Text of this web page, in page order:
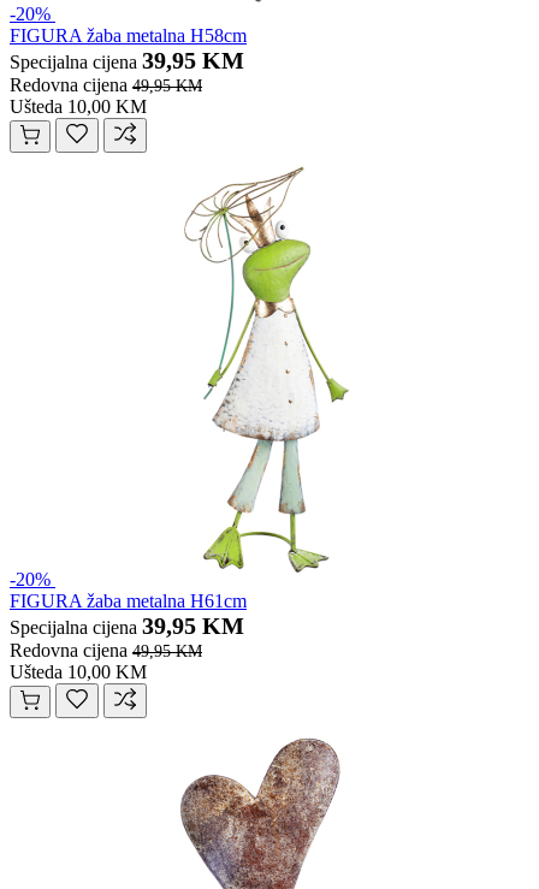
-20%
FIGURA žaba metalna H58cm
Specijalna cijena 39,95 KM
Redovna cijena 49,95 KM
Ušteda 10,00 KM
-20%
FIGURA žaba metalna H61cm
Specijalna cijena 39,95 KM
Redovna cijena 49,95 KM
Ušteda 10,00 KM